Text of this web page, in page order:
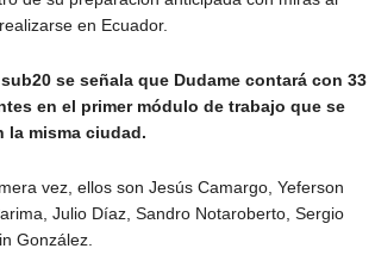
en Ecuador.
se señala que Dudame contará con 33
en el primer módulo de trabajo que se
la misma ciudad.
vez, ellos son Jesús Camargo, Yeferson
Julio Díaz, Sandro Notaroberto, Sergio
González.